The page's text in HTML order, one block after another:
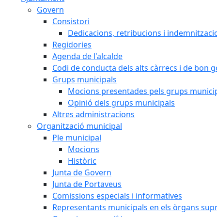
Govern
Consistori
Dedicacions, retribucions i
Regidories
Agenda de l'alcalde
Codi de conducta dels alts càrrecs i de bon
Grups municipals
Mocions presentades pels grups
Opinió dels grups municipals
Altres administracions
Organització municipal
Ple municipal
Mocions
Històric
Junta de Govern
Junta de Portaveus
Comissions especials i informatives
Representants municipals en els òrgans